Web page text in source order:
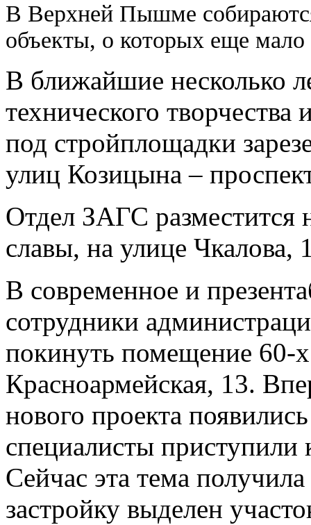
В Верхней Пышме
объекты, о которых еще мало
В ближайшие несколько
технического
под стройплощадки
улиц Козицына –
Отдел ЗАГС разместится
славы, на улице
В современное и
сотрудники
покинуть помещение 60-
Красноармейская, 13.
нового проекта
специалисты приступили
Сейчас эта тема
застройку выделен